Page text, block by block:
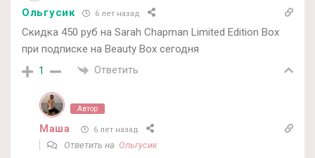
Ольгусик 6 лет назад
Скидка 450 руб на Sarah Chapman Limited Edition Box
при подписке на Beauty Box сегодня
1 Ответить
Автор
Маша 6 лет назад
Ответить на Ольгусик